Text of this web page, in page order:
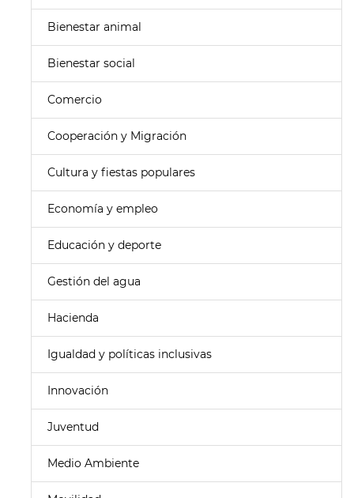
Bienestar animal
Bienestar social
Comercio
Cooperación y Migración
Cultura y fiestas populares
Economía y empleo
Educación y deporte
Gestión del agua
Hacienda
Igualdad y políticas inclusivas
Innovación
Juventud
Medio Ambiente